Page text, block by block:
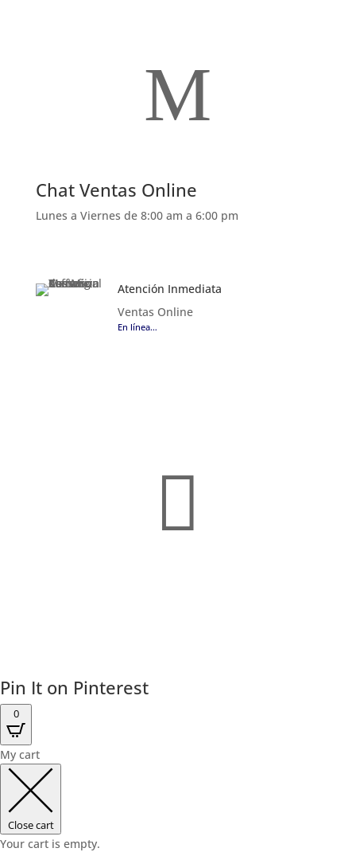
M
Chat Ventas Online
Lunes a Viernes de 8:00 am a 6:00 pm
Atención Inmediata
Ventas Online
En línea…

Pin It on Pinterest
0
My cart
Close cart
Your cart is empty.